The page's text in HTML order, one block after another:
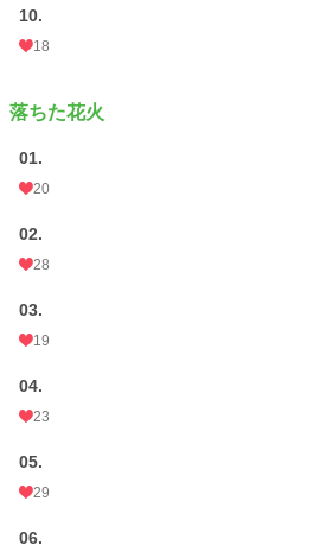
10.
18
落ちた花火
01.
20
02.
28
03.
19
04.
23
05.
29
06.